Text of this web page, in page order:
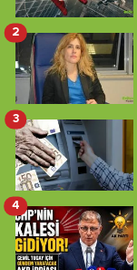
2
3
4